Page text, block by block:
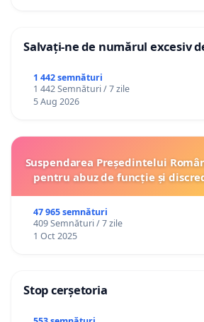
Salvați-ne de numărul excesiv
1 442 semnături
1 442 Semnături / 7 zile
5 Aug 2026
Suspendarea Președintelui
pentru abuz de funcție și
47 965 semnături
409 Semnături / 7 zile
1 Oct 2025
Stop cerșetoria